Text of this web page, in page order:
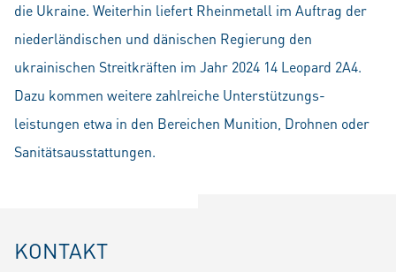
die Ukraine. Weiterhin liefert Rheinmetall im Auftrag der
niederländischen und dänischen Regierung den
ukrainischen Streitkräften im Jahr 2024 14 Leopard 2A4.
Dazu kommen weitere zahlreiche Unterstützungs­
leistungen etwa in den Bereichen Munition, Drohnen oder
Sanitätsausstattungen.
KONTAKT